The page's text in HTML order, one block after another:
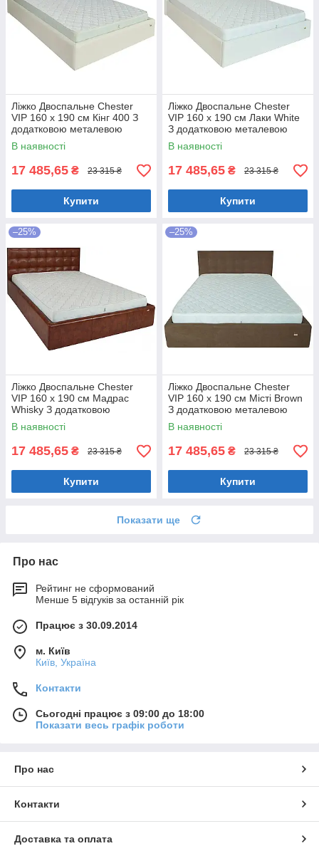
Ліжко Двоспальне Chester
VIP 160 х 190 см Кінг 400 З
додатковою металевою
цільнозварною рамою C1
Білий
В наявності
17 485,65 ₴ 23 315 ₴
Купити
Ліжко Двоспальне Chester
VIP 160 х 190 см Лаки White
З додатковою металевою
цільнозварною рамою Білий
В наявності
17 485,65 ₴ 23 315 ₴
Купити
–25%
Ліжко Двоспальне Chester
VIP 160 х 190 см Мадрас
Whisky З додатковою
металевою цільнозварною
рамою Коричневий
В наявності
17 485,65 ₴ 23 315 ₴
Купити
–25%
Ліжко Двоспальне Chester
VIP 160 х 190 см Місті Brown
З додатковою металевою
цільнозварною рамою
Коричневий
В наявності
17 485,65 ₴ 23 315 ₴
Купити
Показати ще
Про нас
Рейтинг не сформований
Менше 5 відгуків за останній рік
Працює з 30.09.2014
м. Київ
Київ, Україна
Контакти
Сьогодні працює з 09:00 до 18:00
Показати весь графік роботи
Про нас
Контакти
Доставка та оплата